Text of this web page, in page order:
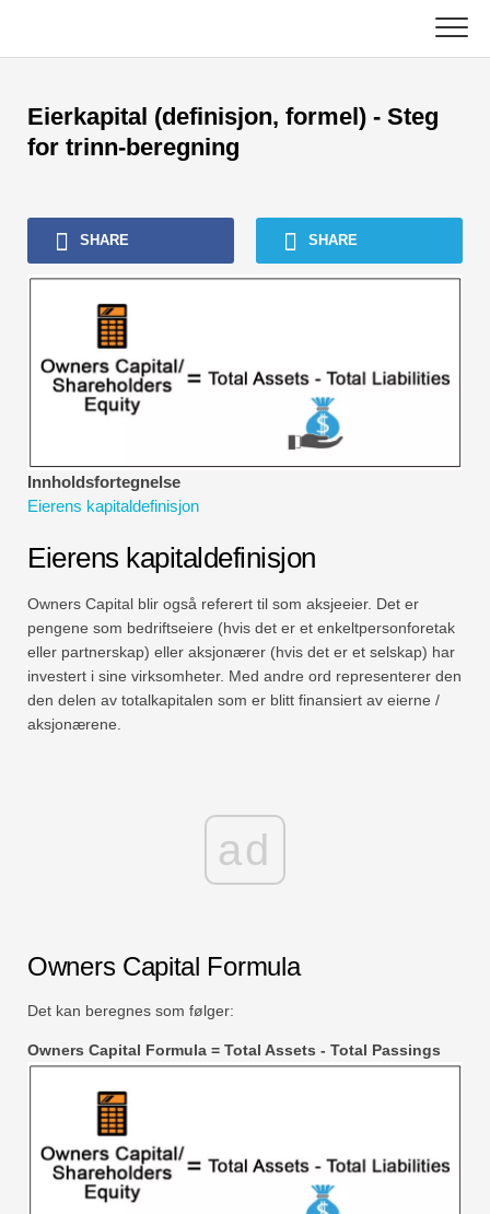
content
Regnskapsopplæring
Excel, VBA og Power BI
Topp bøker
Finans karriereveiledninger
Økonomiske modelleringsveiledninger
Fullstendig format
Risikostyringsveiledninger
Eierkapital (definisjon, formel) - Steg
for trinn-beregning
SHARE SHARE
Innholdsfortegnelse
Eierens kapitaldefinisjon
Eierens kapitaldefinisjon
Owners Capital blir også referert til som aksjeeier. Det er
pengene som bedriftseiere (hvis det er et enkeltpersonforetak
eller partnerskap) eller aksjonærer (hvis det er et selskap) har
investert i sine virksomheter. Med andre ord representerer den
den delen av totalkapitalen som er blitt finansiert av eierne /
aksjonærene.
ad
Owners Capital Formula
Det kan beregnes som følger:
Owners Capital Formula = Total Assets - Total Passings